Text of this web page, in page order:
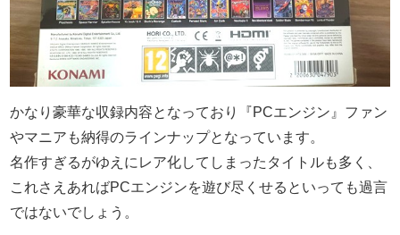
かなり豪華な収録内容となっており『PCエンジン』ファン
やマニアも納得のラインナップとなっています。
名作すぎるがゆえにレア化してしまったタイトルも多く、
これさえあればPCエンジンを遊び尽くせるといっても過言
ではないでしょう。